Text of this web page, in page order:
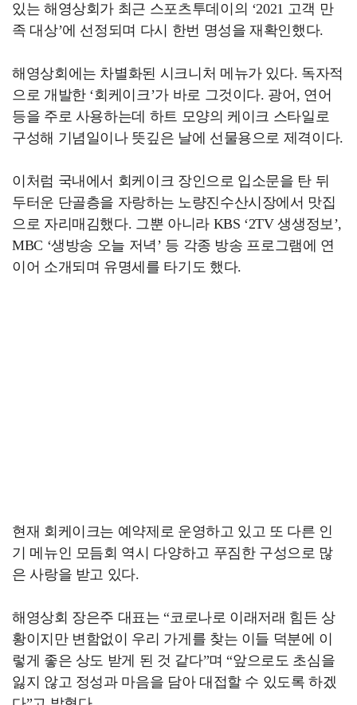
있는 해영상회가 최근 스포츠투데이의 ‘2021 고객 만
족 대상’에 선정되며 다시 한번 명성을 재확인했다.
해영상회에는 차별화된 시크니처 메뉴가 있다. 독자적
으로 개발한 ‘회케이크’가 바로 그것이다. 광어, 연어
등을 주로 사용하는데 하트 모양의 케이크 스타일로
구성해 기념일이나 뜻깊은 날에 선물용으로 제격이다.
이처럼 국내에서 회케이크 장인으로 입소문을 탄 뒤
두터운 단골층을 자랑하는 노량진수산시장에서 맛집
으로 자리매김했다. 그뿐 아니라 KBS ‘2TV 생생정보’,
MBC ‘생방송 오늘 저녁’ 등 각종 방송 프로그램에 연
이어 소개되며 유명세를 타기도 했다.
현재 회케이크는 예약제로 운영하고 있고 또 다른 인
기 메뉴인 모듬회 역시 다양하고 푸짐한 구성으로 많
은 사랑을 받고 있다.
해영상회 장은주 대표는 “코로나로 이래저래 힘든 상
황이지만 변함없이 우리 가게를 찾는 이들 덕분에 이
렇게 좋은 상도 받게 된 것 같다”며 “앞으로도 초심을
잃지 않고 정성과 마음을 담아 대접할 수 있도록 하겠